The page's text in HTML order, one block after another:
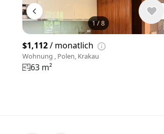
1/8
$1,112/ monatlich
Wohnung , Polen, Krakau
63 m²